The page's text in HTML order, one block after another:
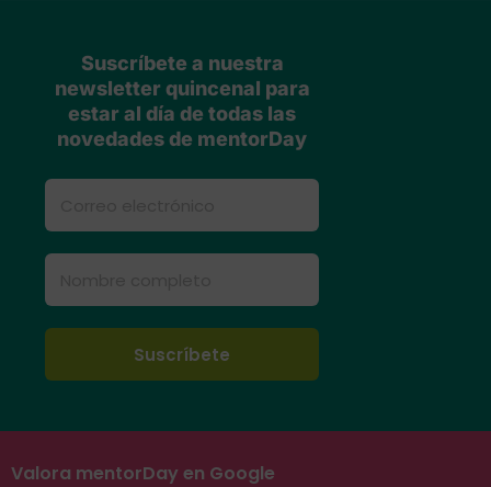
Suscríbete a nuestra
newsletter quincenal para
estar al día de todas las
novedades de mentorDay
Valora mentorDay en Google